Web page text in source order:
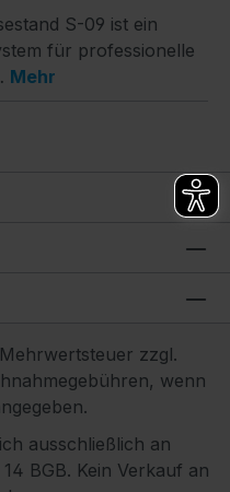
S-09 ist ein
für professionelle
Mehr
zzgl.
wenn
ausschließlich an
BGB. Kein Verkauf an